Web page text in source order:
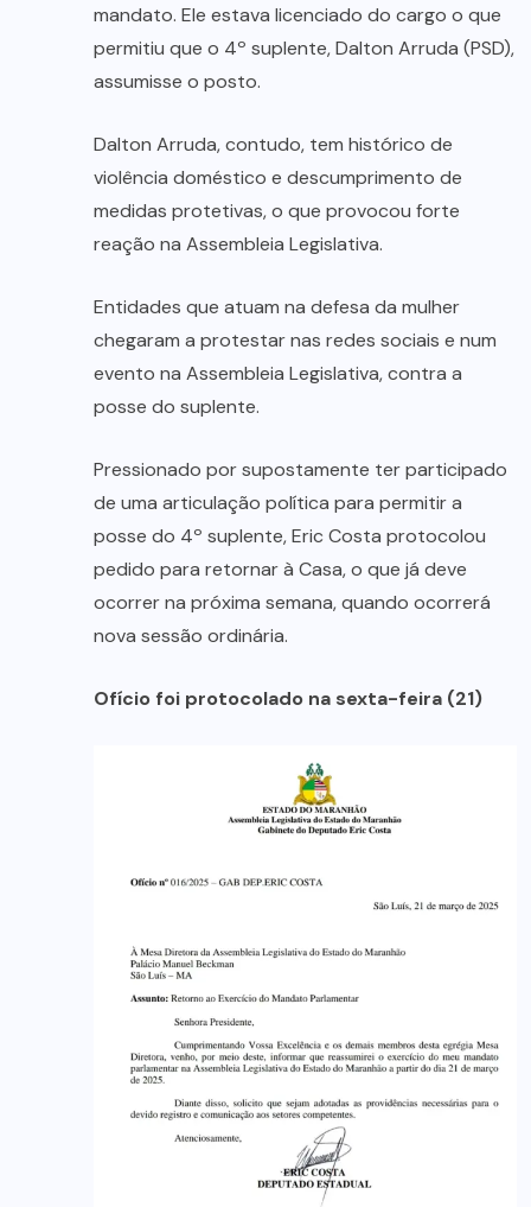
mandato. Ele estava licenciado do cargo o que
permitiu que o 4º suplente, Dalton Arruda (PSD),
assumisse o posto.
Dalton Arruda, contudo, tem histórico de
violência doméstico e descumprimento de
medidas protetivas, o que provocou forte
reação na Assembleia Legislativa.
Entidades que atuam na defesa da mulher
chegaram a protestar nas redes sociais e num
evento na Assembleia Legislativa, contra a
posse do suplente.
Pressionado por supostamente ter participado
de uma articulação política para permitir a
posse do 4º suplente, Eric Costa protocolou
pedido para retornar à Casa, o que já deve
ocorrer na próxima semana, quando ocorrerá
nova sessão ordinária.
Ofício foi protocolado na sexta-feira (21)